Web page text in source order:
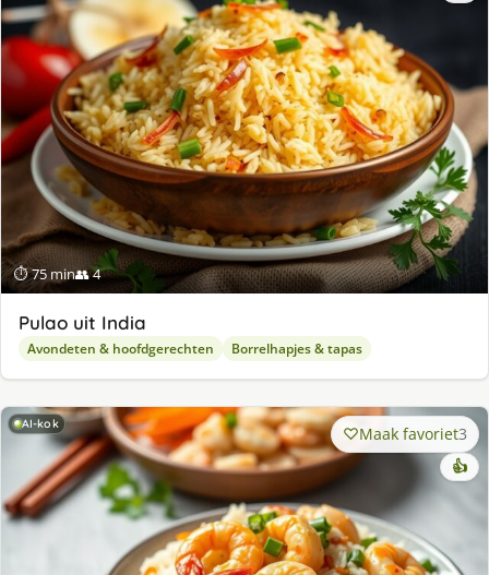
⏱ 75 min👥 4
Pulao uit India
Avondeten & hoofdgerechten Borrelhapjes & tapas
AI-kok Maak favoriet3
👍